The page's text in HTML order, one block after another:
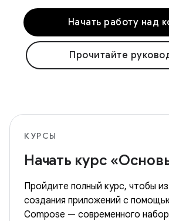
Начать работу над
Прочитайте
КУРСЫ
Начать курс
Пройдите полный курс, чтобы
создания приложений с
Compose — современного